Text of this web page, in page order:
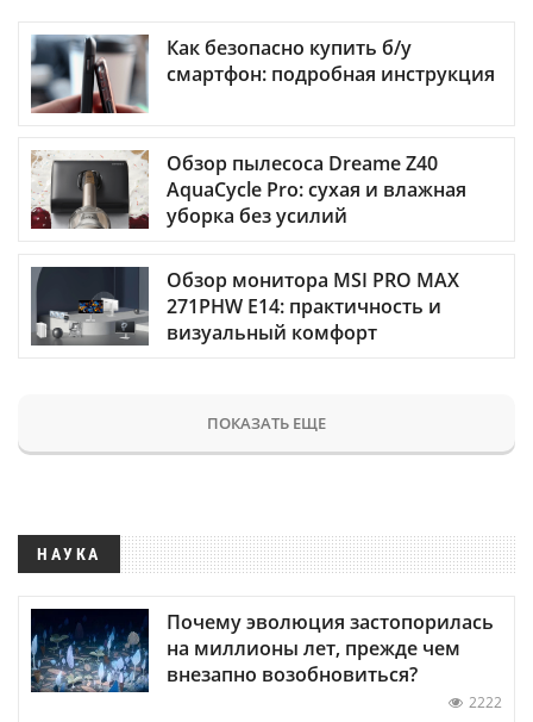
Как безопасно купить б/у
смартфон: подробная инструкция
Обзор пылесоса Dreame Z40
AquaCycle Pro: сухая и влажная
уборка без усилий
Обзор монитора MSI PRO MAX
271PHW E14: практичность и
визуальный комфорт
ПОКАЗАТЬ ЕЩЕ
НАУКА
Почему эволюция застопорилась
на миллионы лет, прежде чем
внезапно возобновиться?
2222